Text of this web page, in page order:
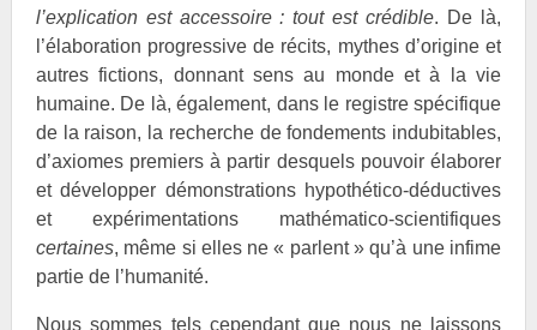
l’explication est accessoire : tout est crédible. De là,
l’élaboration progressive de récits, mythes d’origine et
autres fictions, donnant sens au monde et à la vie
humaine. De là, également, dans le registre spécifique
de la raison, la recherche de fondements indubitables,
d’axiomes premiers à partir desquels pouvoir élaborer
et développer démonstrations hypothético-déductives
et expérimentations mathématico-scientifiques
certaines, même si elles ne « parlent » qu’à une infime
partie de l’humanité.
Nous sommes tels cependant que nous ne laissons